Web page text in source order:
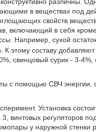
в веществах под
свойств
включающий в себя кроме
Например, сухой
этому составу
свинцовый сурик - 3-4%,
с помощью СВЧ энергии,
Установка
винтовых регуляторов
у наружной стенки